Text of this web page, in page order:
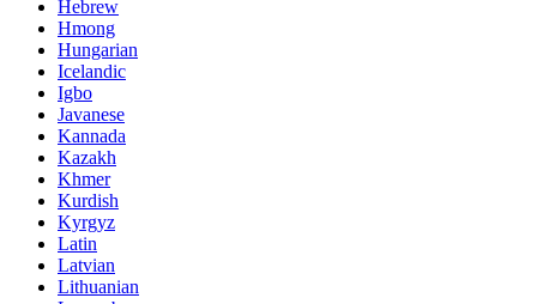
Hebrew
Hmong
Hungarian
Icelandic
Igbo
Javanese
Kannada
Kazakh
Khmer
Kurdish
Kyrgyz
Latin
Latvian
Lithuanian